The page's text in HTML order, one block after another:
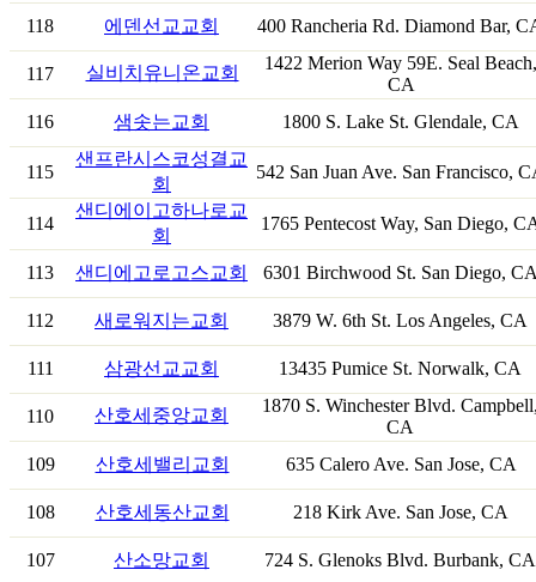
118
에덴선교교회 400 Rancheria Rd. Diamond Bar,
117 실비치유니온교회
1422 Merion Way 59E. Seal Beach,
CA
116
샘솟는교회 1800 S. Lake St. Glendale, CA
115
샌프란시스코성결교
회
542 San Juan Ave. San Francisco,
114
샌디에이고하나로교
회
1765 Pentecost Way, San Diego,
113 샌디에고로고스교회 6301 Birchwood St. San Diego,
112 새로워지는교회 3879 W. 6th St. Los Angeles, CA
111 삼광선교교회 13435 Pumice St. Norwalk, CA
110 산호세중앙교회
1870 S. Winchester Blvd.
CA
109
산호세밸리교회 635 Calero Ave. San Jose, CA
108 산호세동산교회 218 Kirk Ave. San Jose, CA
107 산소망교회 724 S. Glenoks Blvd. Burbank, CA